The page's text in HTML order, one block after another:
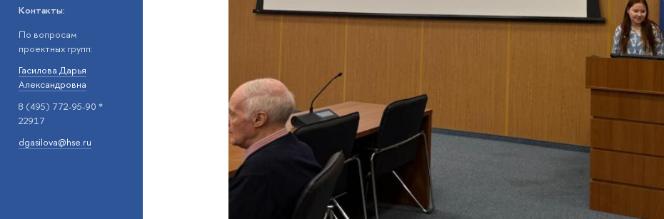
Контакты:
По вопросам
проектных групп:
Гасилова Дарья
Александровна
8 (495) 772-95-90 *
22917
dgasilova@hse.ru